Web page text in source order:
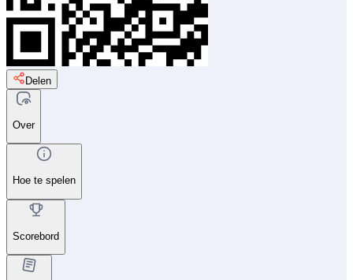
Delen
Over
Hoe te spelen
Scorebord